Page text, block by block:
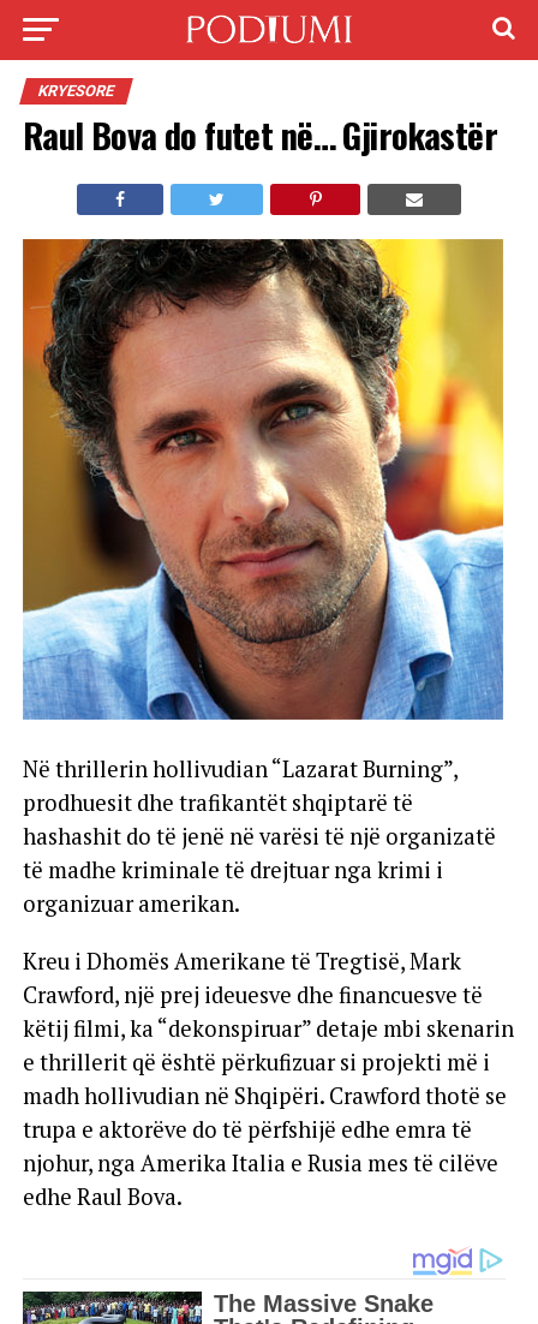
KRYESORE
Raul Bova do futet në… Gjirokastër
Në thrillerin hollivudian “Lazarat Burning”,
prodhuesit dhe trafikantët shqiptarë të
hashashit do të jenë në varësi të një organizatë
të madhe kriminale të drejtuar nga krimi i
organizuar amerikan.
Kreu i Dhomës Amerikane të Tregtisë, Mark
Crawford, një prej ideuesve dhe financuesve të
këtij filmi, ka “dekonspiruar” detaje mbi skenarin
e thrillerit që është përkufizuar si projekti më i
madh hollivudian në Shqipëri. Crawford thotë se
trupa e aktorëve do të përfshijë edhe emra të
njohur, nga Amerika Italia e Rusia mes të cilëve
edhe Raul Bova.